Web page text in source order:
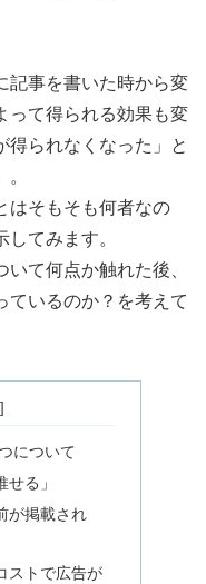
記事を書いた時から変
って得られる効果も変
得られなくなった」と
はそもそも何者なの
てみます。
て何点か触れた後、
ているのか？を考えて
について
せる」
が掲載され
ストで広告が